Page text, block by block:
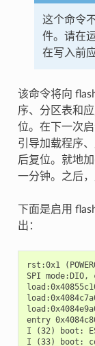
这个命令
件。请在
在写入前
该命令将向
序、分区表和
位。在下一次
引导加载程序
后复位。就地
一分钟。之后
下面是启用
出：
rst:0x1
SPI
entry
I (32) boot:
I (33) boot: